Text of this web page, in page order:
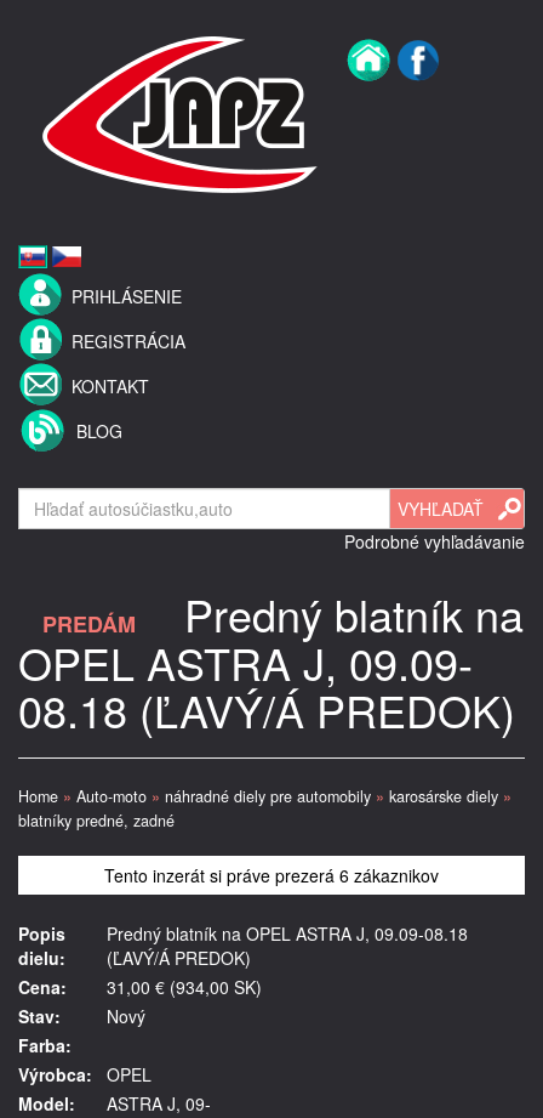
PRIHLÁSENIE
REGISTRÁCIA
KONTAKT
BLOG
Podrobné vyhľadávanie
PREDÁM Predný blatník na
OPEL ASTRA J, 09.09-
08.18 (ĽAVÝ/Á PREDOK)
Home » Auto-moto » náhradné diely pre automobily » karosárske diely »
blatníky predné, zadné
Tento inzerát si práve prezerá 6 zákaznikov
Popis
dielu:
Predný blatník na OPEL ASTRA J, 09.09-08.18
(ĽAVÝ/Á PREDOK)
Cena:
31,00 € (934,00 SK)
Stav:
Nový
Farba:
Výrobca:
OPEL
Model:
ASTRA J, 09-